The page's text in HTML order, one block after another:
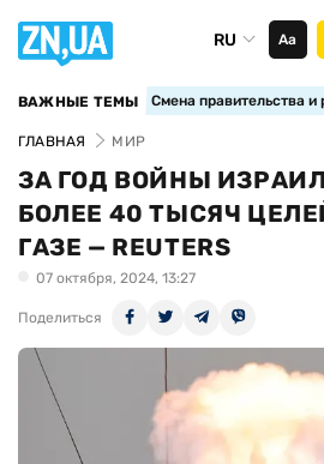
RU Аа
ВАЖНЫЕ ТЕМЫ Смена правительства и
ГЛАВНАЯ МИР
ЗА ГОД ВОЙНЫ
БОЛЕЕ 40 ТЫСЯЧ
ГАЗЕ — REUTERS
07 октября, 2024, 13:27
Поделиться